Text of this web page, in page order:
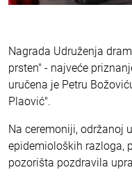
Nagrada Udruženja
prsten" - najveće
uručena je Petru
Plaović".
Na ceremoniji, održanoj
epidemioloških razloga,
pozorišta pozdravila